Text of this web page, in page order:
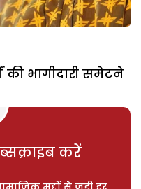
की भागीदारी समेटने
करें